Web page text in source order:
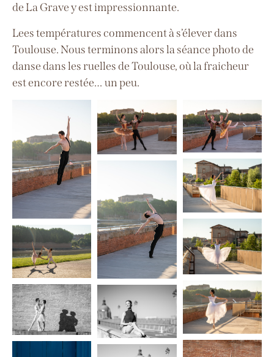
de La Grave y est impressionnante.
Lees températures commencent à s’élever dans
Toulouse. Nous terminons alors la séance photo de
danse dans les ruelles de Toulouse, où la fraicheur
est encore restée… un peu.